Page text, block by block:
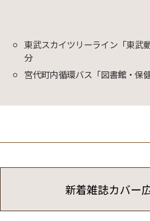
東武スカイツリーライン「東武
分
宮代町内循環バス「図書館・保
新着雑誌カバー